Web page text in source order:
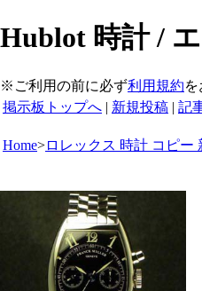
Hublot 時計 /
※ご利用の前に必ず利用規約
掲示板トップへ | 新規投稿 | 記
Home>ロレックス 時計 コピー